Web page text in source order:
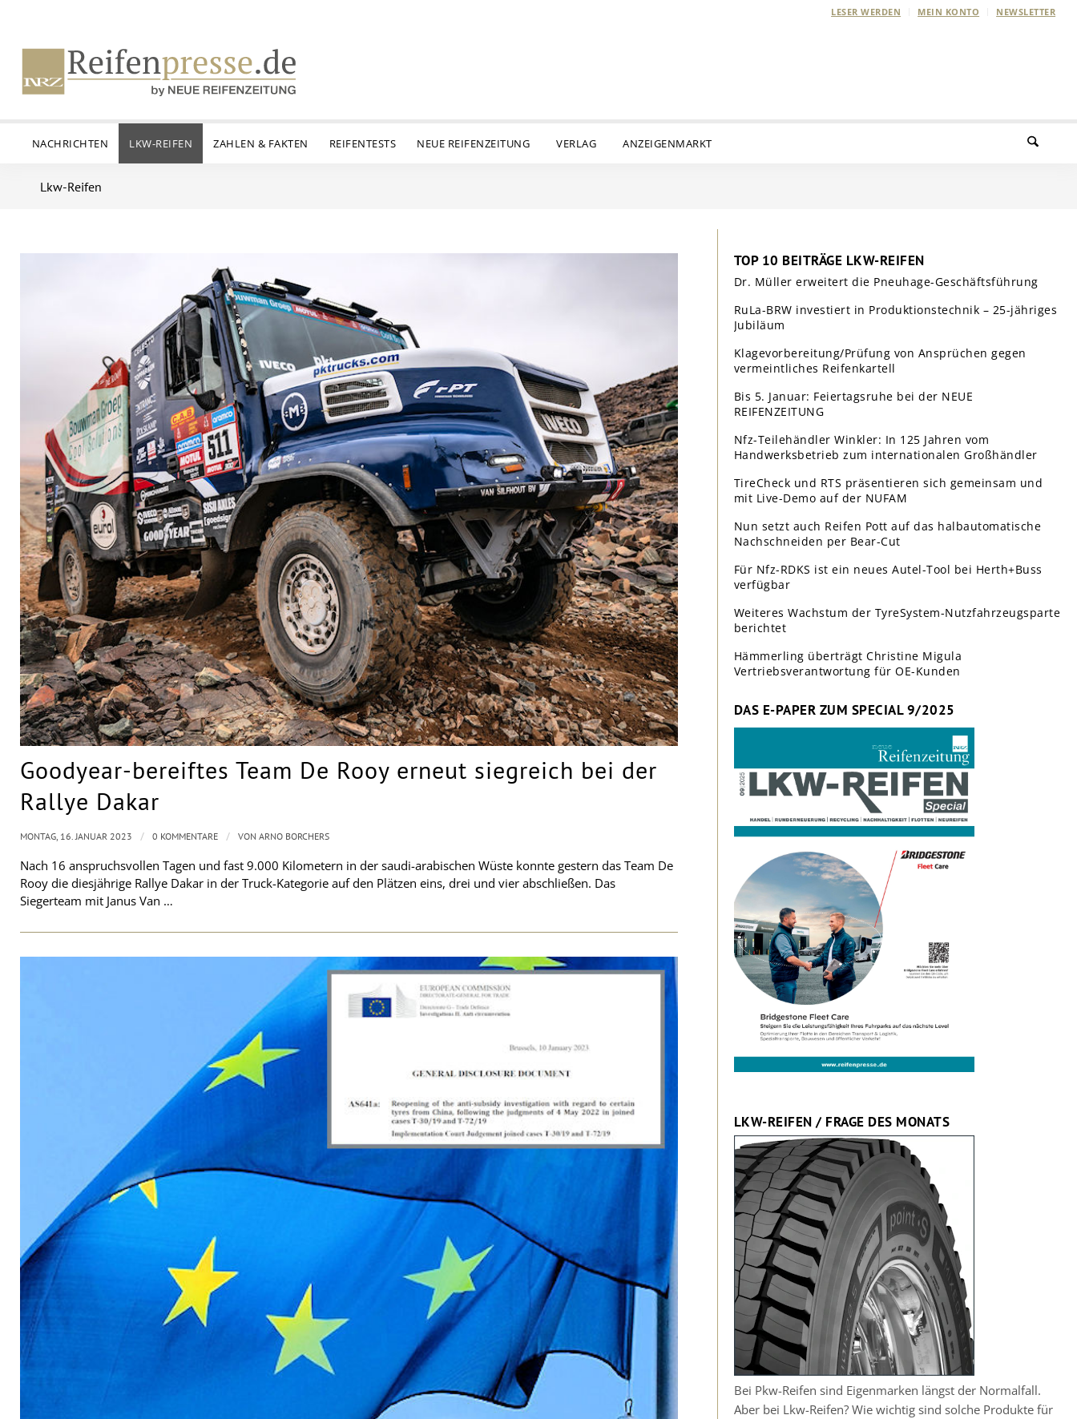
LESER WERDEN MEIN KONTO NEWSLETTER
NACHRICHTEN LKW-REIFEN ZAHLEN & FAKTEN REIFENTESTS NEUE REIFENZEITUNG VERLAG ANZEIGENMARKT
Lkw-Reifen
Goodyear-bereiftes Team De Rooy erneut siegreich bei der
Rallye Dakar
Nach 16 anspruchsvollen Tagen und fast 9.000 Kilometern in der saudi-arabischen Wüste konnte gestern das Team De
Rooy die diesjährige Rallye Dakar in der Truck-Kategorie auf den Plätzen eins, drei und vier abschließen. Das
Siegerteam mit Janus Van …
MONTAG, 16. JANUAR 2023 / 0 KOMMENTARE / VON ARNO BORCHERS
TOP 10 BEITRÄGE LKW-REIFEN
Dr. Müller erweitert die Pneuhage-Geschäftsführung
RuLa-BRW investiert in Produktionstechnik – 25-jähriges
Jubiläum
Klagevorbereitung/Prüfung von Ansprüchen gegen
vermeintliches Reifenkartell
Bis 5. Januar: Feiertagsruhe bei der NEUE
REIFENZEITUNG
Nfz-Teilehändler Winkler: In 125 Jahren vom
Handwerksbetrieb zum internationalen Großhändler
TireCheck und RTS präsentieren sich gemeinsam und
mit Live-Demo auf der NUFAM
Nun setzt auch Reifen Pott auf das halbautomatische
Nachschneiden per Bear-Cut
Für Nfz-RDKS ist ein neues Autel-Tool bei Herth+Buss
verfügbar
Weiteres Wachstum der TyreSystem-Nutzfahrzeugsparte
berichtet
Hämmerling überträgt Christine Migula
Vertriebsverantwortung für OE-Kunden
DAS E-PAPER ZUM SPECIAL 9/2025
LKW-REIFEN / FRAGE DES MONATS
Bei Pkw-Reifen sind Eigenmarken längst der Normalfall.
Aber bei Lkw-Reifen? Wie wichtig sind solche Produkte für